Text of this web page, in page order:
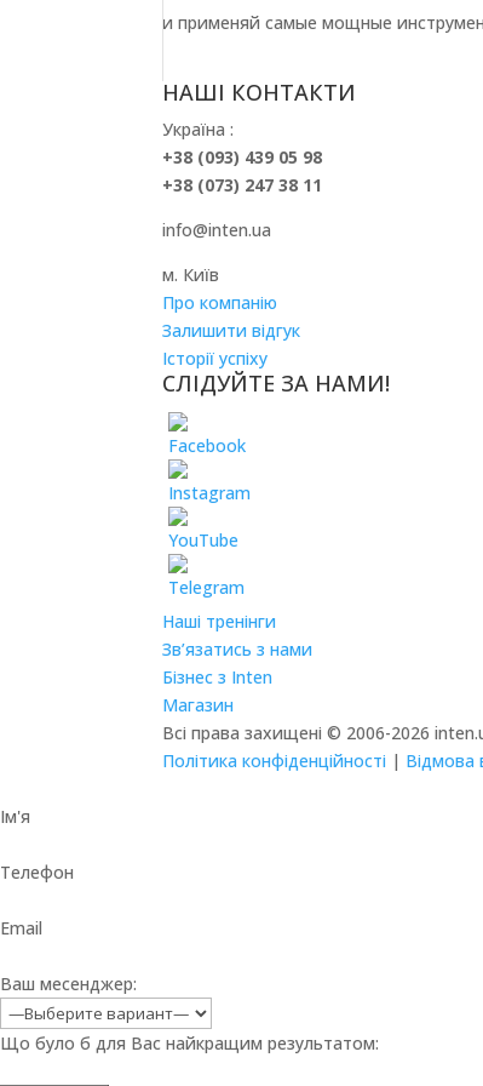
и применяй самые мощные
НАШІ КОНТАКТИ
Україна :
+38 (093) 439 05 98
+38 (073) 247 38 11
info@inten.ua
м. Київ
Про компанію
Залишити відгук
Історії успіху
СЛІДУЙТЕ ЗА НАМИ!
Наші тренінги
Зв’язатись з нами
Бізнес з Inten
Магазин
Всі права захищені © 2006-2026
Політика конфіденційності | Відмова
Ім'я
Телефон
Email
Ваш месенджер:
Що було б для Вас найкращим результатом: